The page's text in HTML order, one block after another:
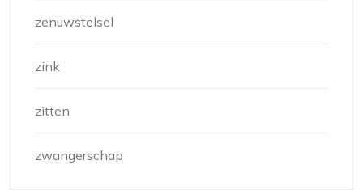
zenuwstelsel
zink
zitten
zwangerschap